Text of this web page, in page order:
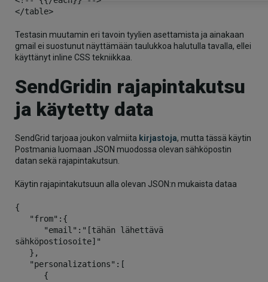
</table>
Testasin muutamin eri tavoin tyylien asettamista ja ainakaan
gmail ei suostunut näyttämään taulukkoa halutulla tavalla, ellei
käyttänyt inline CSS tekniikkaa.
SendGridin rajapintakutsu
ja käytetty data
SendGrid tarjoaa joukon valmiita kirjastoja, mutta tässä käytin
Postmania luomaan JSON muodossa olevan sähköpostin
datan sekä rajapintakutsun.
Käytin rajapintakutsuun alla olevan JSON:n mukaista dataa
{
sähköpostiosoite]"